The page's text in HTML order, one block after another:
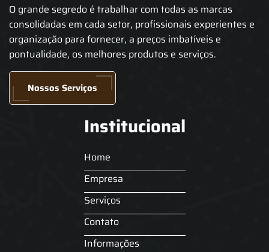
O grande segredo é trabalhar com todas as marcas
consolidadas em cada setor, profissionais experientes e
organização para fornecer, a preços imbatíveis e
pontualidade, os melhores produtos e serviços.
Nossos Serviços
Institucional
Home
Empresa
Serviços
Contato
Informações